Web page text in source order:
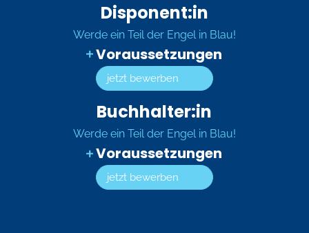
Disponent:in
Werde ein Teil der Engel in Blau!
Voraussetzungen
jetzt bewerben
Buchhalter:in
Werde ein Teil der Engel in Blau!
Voraussetzungen
jetzt bewerben